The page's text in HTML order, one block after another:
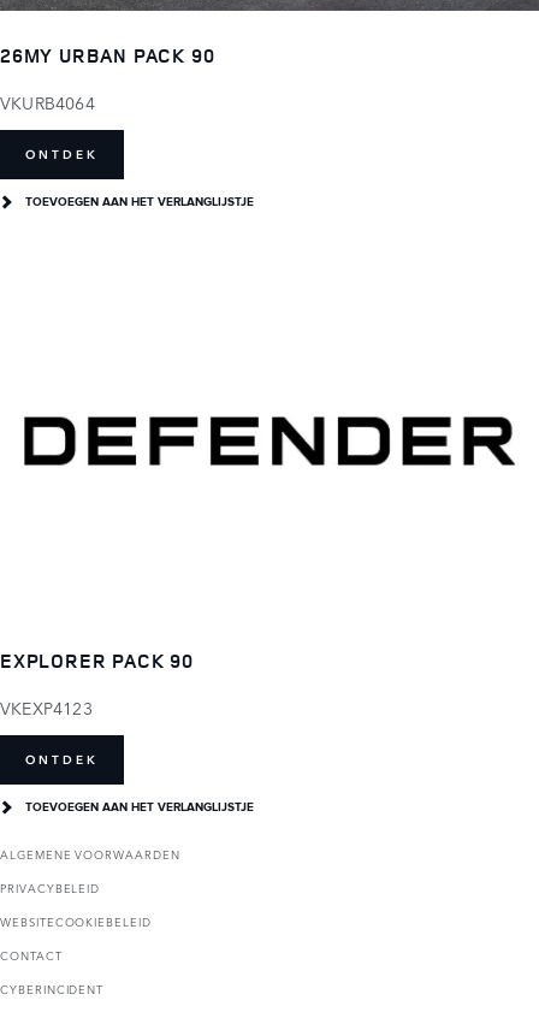
26MY URBAN PACK 90
VKURB4064
ONTDEK
TOEVOEGEN AAN HET VERLANGLIJSTJE
EXPLORER PACK 90
VKEXP4123
ONTDEK
TOEVOEGEN AAN HET VERLANGLIJSTJE
ALGEMENE VOORWAARDEN
PRIVACYBELEID
WEBSITECOOKIEBELEID
CONTACT
CYBERINCIDENT